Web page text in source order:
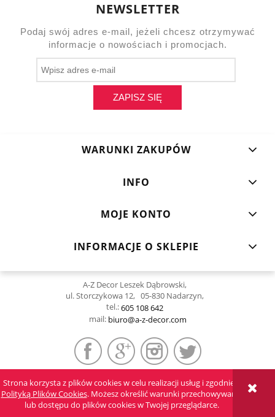
Strona korzysta z plików cookies w celu realizacji usług i zgodnie z
Polityką Plików Cookies. Możesz określić warunki przechowywania
lub dostępu do plików cookies w Twojej przeglądarce.
NEWSLETTER
Podaj swój adres e-mail, jeżeli chcesz otrzymywać
informacje o nowościach i promocjach.
ZAPISZ SIĘ
WARUNKI ZAKUPÓW
INFO
MOJE KONTO
INFORMACJE O SKLEPIE
A-Z Decor Leszek Dąbrowski,
ul. Storczykowa 12, 05-830 Nadarzyn,
tel.:605 108 642
mail: biuro@a-z-decor.com
POKAŻ PEŁNĄ WERSJĘ STRONY
Sklep internetowy Shoper.pl